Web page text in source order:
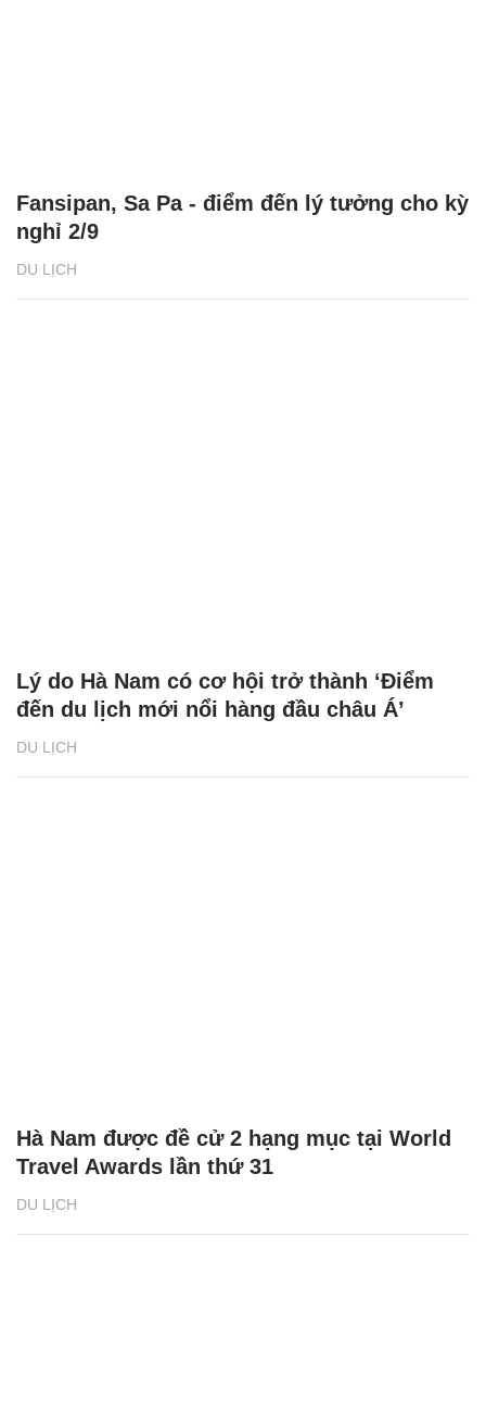
DU LỊCH
Fansipan, Sa Pa - điểm đến lý tưởng cho kỳ
nghỉ 2/9
DU LỊCH
Lý do Hà Nam có cơ hội trở thành ‘Điểm
đến du lịch mới nổi hàng đầu châu Á’
DU LỊCH
Hà Nam được đề cử 2 hạng mục tại World
Travel Awards lần thứ 31